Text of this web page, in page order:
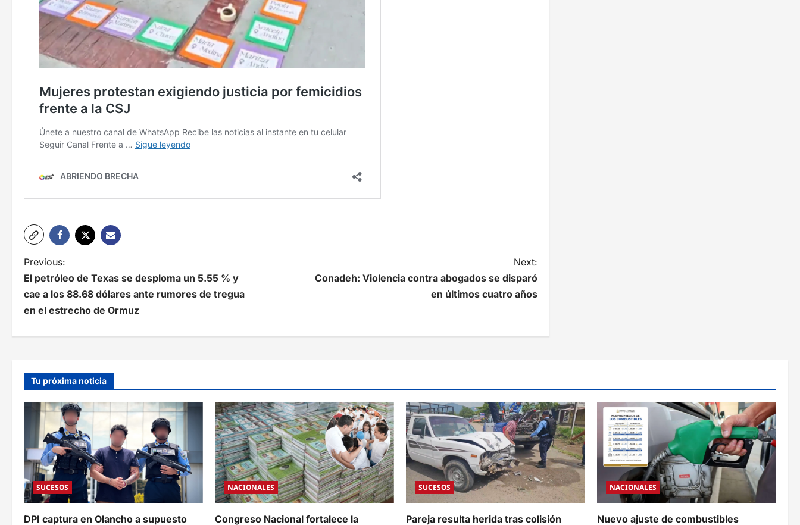
N
a
v
a
c
n
d
e
e
Previous:
El petróleo de Texas se desploma un 5.55 % y
cae a los 88.68 dólares ante rumores de tregua
en el estrecho de Ormuz
Next:
Conadeh: Violencia contra abogados se disparó
en últimos cuatro años
Tu próxima noticia
SUCESOS
DPI captura en Olancho a supuesto
NACIONALES
Congreso Nacional fortalece la
SUCESOS
Pareja resulta herida tras colisión
NACIONALES
Nuevo ajuste de combustibles